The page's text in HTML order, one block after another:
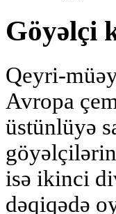
Göyəlçi
Qeyri-
Avropa
üstünlüyə
isə ikinci
dəqiqədə